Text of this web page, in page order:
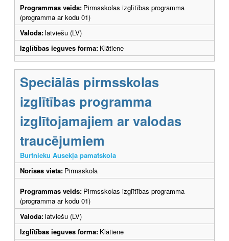
Programmas veids: Pirmsskolas izglītības programma
(programma ar kodu 01)
Valoda:latviešu (LV)
Izglītības ieguves forma: Klātiene
Speciālās pirmsskolas
izglītības programma
izglītojamajiem ar valodas
traucējumiem
Burtnieku Ausekļa pamatskola
Norises vieta: Pirmsskola
Programmas veids: Pirmsskolas izglītības programma
(programma ar kodu 01)
Valoda:latviešu (LV)
Izglītības ieguves forma: Klātiene